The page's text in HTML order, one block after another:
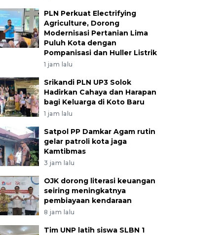
PLN Perkuat Electrifying
Agriculture, Dorong
Modernisasi Pertanian Lima
Puluh Kota dengan
Pompanisasi dan Huller Listrik
1 jam lalu
Srikandi PLN UP3 Solok
Hadirkan Cahaya dan Harapan
bagi Keluarga di Koto Baru
1 jam lalu
Satpol PP Damkar Agam rutin
gelar patroli kota jaga
Kamtibmas
3 jam lalu
OJK dorong literasi keuangan
seiring meningkatnya
pembiayaan kendaraan
8 jam lalu
Tim UNP latih siswa SLBN 1